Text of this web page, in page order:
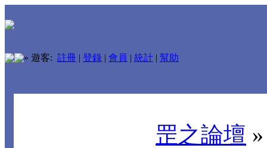
» 遊客: 註冊 | 登錄 | 會員 | 統計 | 幫助
罡之論壇